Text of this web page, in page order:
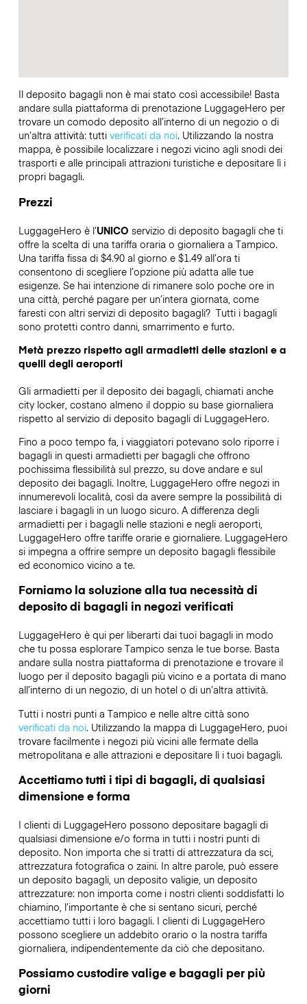
Il deposito bagagli non è mai stato così accessibile! Basta
andare sulla piattaforma di prenotazione LuggageHero per
trovare un comodo deposito all’interno di un negozio o di
un’altra attività: tutti verificati da noi. Utilizzando la nostra
mappa, è possibile localizzare i negozi vicino agli snodi dei
trasporti e alle principali attrazioni turistiche e depositare lì i
propri bagagli.
Prezzi
LuggageHero è l’UNICO servizio di deposito bagagli che ti
offre la scelta di una tariffa oraria o giornaliera a Tampico.
Una tariffa fissa di $4.90 al giorno e $1.49 all’ora ti
consentono di scegliere l’opzione più adatta alle tue
esigenze. Se hai intenzione di rimanere solo poche ore in
una città, perché pagare per un’intera giornata, come
faresti con altri servizi di deposito bagagli? Tutti i bagagli
sono protetti contro danni, smarrimento e furto.
Metà prezzo rispetto agli armadietti delle stazioni e a
quelli degli aeroporti
Gli armadietti per il deposito dei bagagli, chiamati anche
city locker, costano almeno il doppio su base giornaliera
rispetto al servizio di deposito bagagli di LuggageHero.
Fino a poco tempo fa, i viaggiatori potevano solo riporre i
bagagli in questi armadietti per bagagli che offrono
pochissima flessibilità sul prezzo, su dove andare e sul
deposito dei bagagli. Inoltre, LuggageHero offre negozi in
innumerevoli località, così da avere sempre la possibilità di
lasciare i bagagli in un luogo sicuro. A differenza degli
armadietti per i bagagli nelle stazioni e negli aeroporti,
LuggageHero offre tariffe orarie e giornaliere. LuggageHero
si impegna a offrire sempre un deposito bagagli flessibile
ed economico vicino a te.
Forniamo la soluzione alla tua necessità di
deposito di bagagli in negozi verificati
LuggageHero è qui per liberarti dai tuoi bagagli in modo
che tu possa esplorare Tampico senza le tue borse. Basta
andare sulla nostra piattaforma di prenotazione e trovare il
luogo per il deposito bagagli più vicino e a portata di mano
all’interno di un negozio, di un hotel o di un’altra attività.
Tutti i nostri punti a Tampico e nelle altre città sono
verificati da noi. Utilizzando la mappa di LuggageHero, puoi
trovare facilmente i negozi più vicini alle fermate della
metropolitana e alle attrazioni e depositare lì i tuoi bagagli.
Accettiamo tutti i tipi di bagagli, di qualsiasi
dimensione e forma
I clienti di LuggageHero possono depositare bagagli di
qualsiasi dimensione e/o forma in tutti i nostri punti di
deposito. Non importa che si tratti di attrezzatura da sci,
attrezzatura fotografica o zaini. In altre parole, può essere
un deposito bagagli, un deposito valigie, un deposito
attrezzature: non importa come i nostri clienti soddisfatti lo
chiamino, l’importante è che si sentano sicuri, perché
accettiamo tutti i loro bagagli. I clienti di LuggageHero
possono scegliere un addebito orario o la nostra tariffa
giornaliera, indipendentemente da ciò che depositano.
Possiamo custodire valige e bagagli per più
giorni